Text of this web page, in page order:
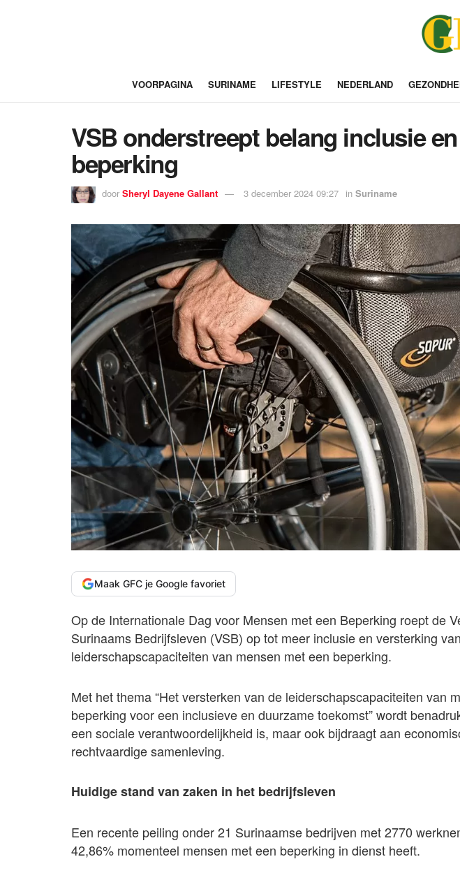
VOORPAGINA SURINAME LIFESTYLE NEDERLAND
VSB onderstreept belang inclusie
beperking
door Sheryl Dayene Gallant 3 december 2024 09:27 in Suriname
Maak GFC je Google favoriet
Op de Internationale Dag voor Mensen met een Beperking roept de
Surinaams Bedrijfsleven (VSB) op tot meer inclusie en versterking van
leiderschapscapaciteiten van mensen met een beperking.
Met het thema “Het versterken van de leiderschapscapaciteiten van
beperking voor een inclusieve en duurzame toekomst” wordt
een sociale verantwoordelijkheid is, maar ook bijdraagt aan
rechtvaardige samenleving.
Huidige stand van zaken in het bedrijfsleven
Een recente peiling onder 21 Surinaamse bedrijven met 2770
42,86% momenteel mensen met een beperking in dienst heeft.